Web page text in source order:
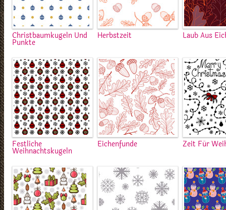
Christbaumkugeln Und
Punkte
Herbstzeit Laub Aus
Festliche
Weihnachtskugeln
Eichenfunde Zeit Für